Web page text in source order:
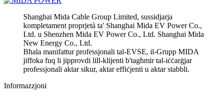
Shanghai Mida Cable Group Limited, sussidjarja
kompletament proprjetà ta' Shanghai Mida EV Power Co.,
Ltd. u Shenzhen Mida EV Power Co., Ltd. Shanghai Mida
New Energy Co., Ltd.
Bħala manifattur professjonali tal-EVSE, il-Grupp MIDA
jiffoka fuq li jipprovdi lill-klijenti b'tagħmir tal-iċċarġjar
professjonali aktar sikur, aktar effiċjenti u aktar stabbli.
Informazzjoni